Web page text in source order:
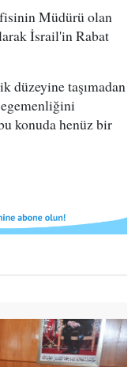
Müdürü olan
İsrail'in Rabat
taşımadan
egemenliğini
konuda henüz bir